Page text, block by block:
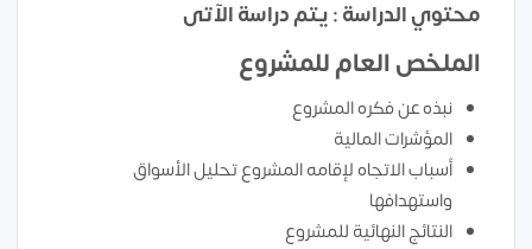
محتوي الدراسة : يتم دراسة الآتى
الملخص العام للمشروع
نبذه عن فكره المشروع
المؤشرات المالية
أسباب الاتجاه لإقامه المشروع تحليل الأسواق
واستهدافها
النتائج النهائية للمشروع